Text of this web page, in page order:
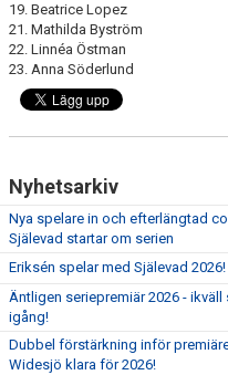
19. Beatrice Lopez
21. Mathilda Byström
22. Linnéa Östman
23. Anna Söderlund
Nyhetsarkiv
Nya spelare in och efterlängtad
Själevad startar om serien
Eriksén spelar med Själevad 2026!
Äntligen seriepremiär 2026 -
igång!
Dubbel förstärkning inför
Widesjö klara för 2026!